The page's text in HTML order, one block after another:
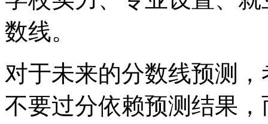
数线。
对于未来的分数线预测
不要过分依赖预测结果